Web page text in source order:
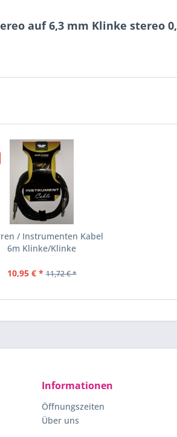
auf 6,3 mm Klinke stereo
/ Instrumenten Kabel
6m Klinke/Klinke
10,95 € * 11,72 € *
Informationen
Öffnungszeiten
Über uns